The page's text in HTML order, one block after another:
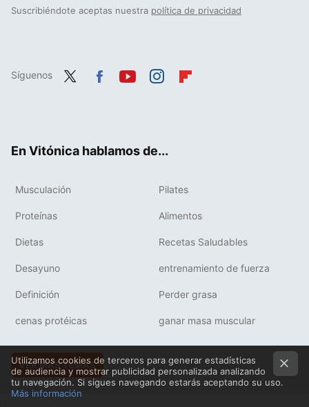
Suscribiéndote aceptas nuestra política de privacidad
Síguenos
En Vitónica hablamos de...
Musculación Pilates
Proteínas Alimentos
Dietas Recetas Saludables
Desayuno entrenamiento de fuerza
Definición Perder grasa
cenas protéicas ganar masa muscular
VER MÁS TEMAS
Utilizamos cookies de terceros para generar estadísticas
de audiencia y mostrar publicidad personalizada analizando
tu navegación. Si sigues navegando estarás aceptando su uso.
Más información